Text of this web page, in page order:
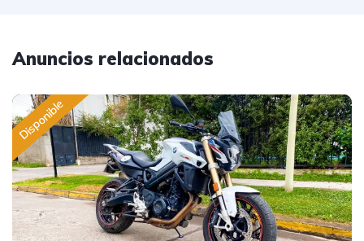
Anuncios relacionados
Disponible